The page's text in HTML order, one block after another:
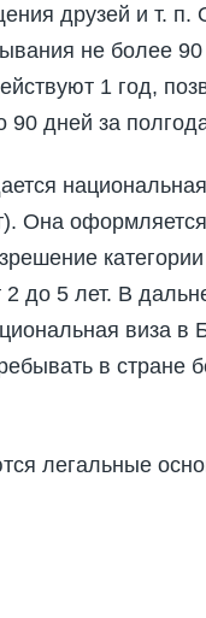
друзей и т. п.
не более
1 год,
90 дней за
Она
до 5 лет. В
виза в
в стране
легальные